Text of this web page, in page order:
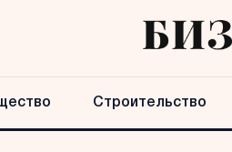
Строительство